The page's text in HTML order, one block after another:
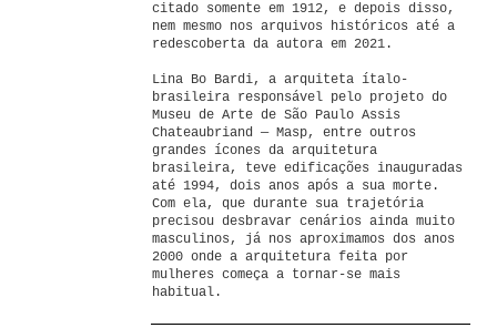
citado somente em 1912, e depois disso,
nem mesmo nos arquivos históricos até a
redescoberta da autora em 2021.
Lina Bo Bardi, a arquiteta ítalo-
brasileira responsável pelo projeto do
Museu de Arte de São Paulo Assis
Chateaubriand — Masp, entre outros
grandes ícones da arquitetura
brasileira, teve edificações inauguradas
até 1994, dois anos após a sua morte.
Com ela, que durante sua trajetória
precisou desbravar cenários ainda muito
masculinos, já nos aproximamos dos anos
2000 onde a arquitetura feita por
mulheres começa a tornar-se mais
habitual.